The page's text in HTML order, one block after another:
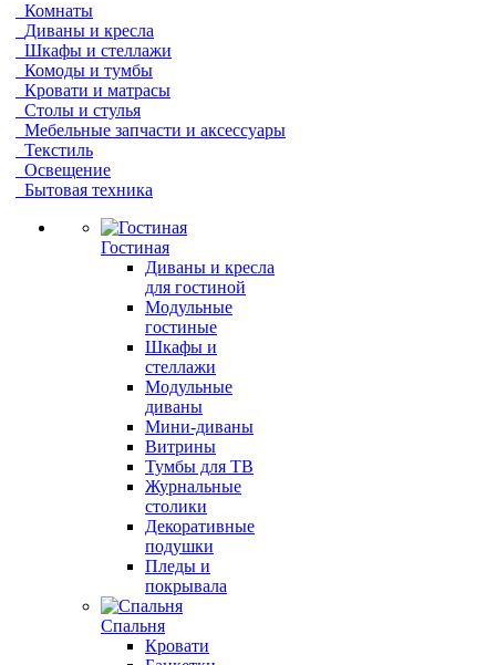
Комнаты
Диваны и кресла
Шкафы и стеллажи
Комоды и тумбы
Кровати и матрасы
Столы и стулья
Мебельные запчасти и аксессуары
Текстиль
Освещение
Бытовая техника
Гостиная
Диваны и кресла
для гостиной
Модульные
гостиные
Шкафы и
стеллажи
Модульные
диваны
Мини-диваны
Витрины
Тумбы для ТВ
Журнальные
столики
Декоративные
подушки
Пледы и
покрывала
Спальня
Кровати